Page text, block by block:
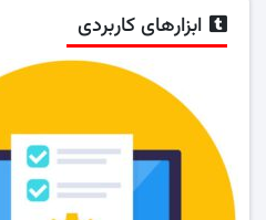
ابزارهای کاربردی